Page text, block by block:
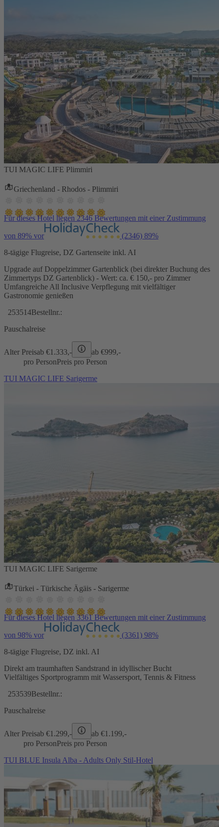
TUI MAGIC LIFE Plimmiri
Griechenland - Rhodos - Plimmiri
Für dieses Hotel liegen 2346 Bewertungen mit einer Zustimmung
von 89% vor (2346) 89%
8-tägige Flugreise, DZ Gartenseite inkl. AI
Upgrade auf Doppelzimmer Gartenblick (bei direkter Buchung des
Zimmertyps DZ Gartenblick) - Wert: ca. € 150,- pro Zimmer
Umfangreiche All Inclusive Verpflegung mit vielfältiger
Gastronomie genießen
253514Bestellnr.:
Pauschalreise
Alter Preisab €1.333,- ab €999,-
pro PersonPreis pro Person
TUI MAGIC LIFE Sarigerme
TUI MAGIC LIFE Sarigerme
Türkei - Türkische Ägäis - Sarigerme
Für dieses Hotel liegen 3361 Bewertungen mit einer Zustimmung
von 98% vor (3361) 98%
8-tägige Flugreise, DZ inkl. AI
Direkt am traumhaften Sandstrand in idyllischer Bucht
Vielfältiges Sportprogramm mit Wassersport, Tennis & Fitness
253539Bestellnr.:
Pauschalreise
Alter Preisab €1.299,- ab €1.199,-
pro PersonPreis pro Person
TUI BLUE Insula Alba - Adults Only Stil-Hotel